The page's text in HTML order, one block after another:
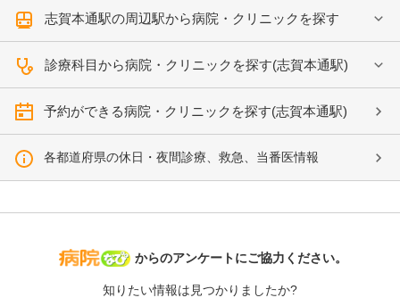
志賀本通駅の周辺駅から病院・クリニックを探す
診療科目から病院・クリニックを探す(志賀本通駅)
予約ができる病院・クリニックを探す(志賀本通駅)
各都道府県の休日・夜間診療、救急、当番医情報
病院なび
からのアンケートにご協力ください。
知りたい情報は見つかりましたか?